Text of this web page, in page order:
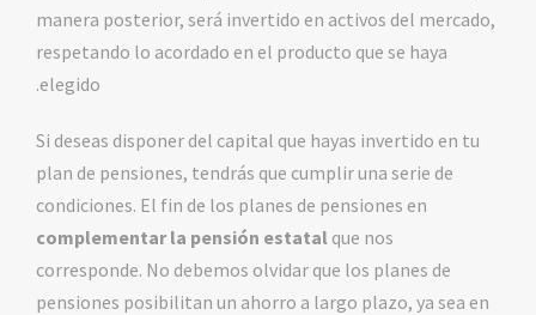
manera posterior, será invertido en activos del mercado,
respetando lo acordado en el producto que se haya
elegido.
Si deseas disponer del capital que hayas invertido en tu
plan de pensiones, tendrás que cumplir una serie de
condiciones. El fin de los planes de pensiones en
complementar la pensión estatal que nos
corresponde. No debemos olvidar que los planes de
pensiones posibilitan un ahorro a largo plazo, ya sea en